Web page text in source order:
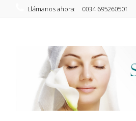
Llámanos ahora: 0034 695260501